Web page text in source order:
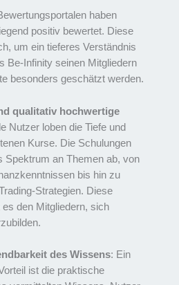
haben
positiv bewertet. Diese
um ein tieferes Verständnis
Be-Infinity seinen Mitgliedern
besonders geschätzt werden.
qualitativ hochwertige
Nutzer loben die Tiefe und
Kurse. Die Schulungen
Spektrum an Themen ab, von
bis hin zu
Strategien. Diese
den Mitgliedern, sich
des Wissens: Ein
ist die praktische